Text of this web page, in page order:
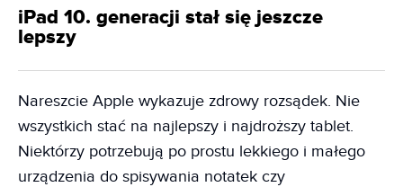
iPad 10. generacji stał się jeszcze
lepszy
Nareszcie Apple wykazuje zdrowy rozsądek. Nie
wszystkich stać na najlepszy i najdroższy tablet.
Niektórzy potrzebują po prostu lekkiego i małego
urządzenia do spisywania notatek czy